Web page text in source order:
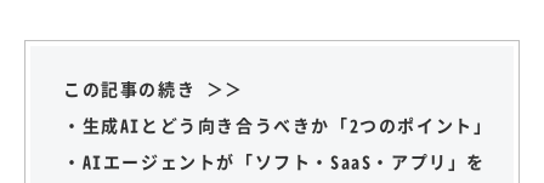
この記事の続き ＞＞
・生成AIとどう向き合うべきか「2つのポイント」
・AIエージェントが「ソフト・SaaS・アプリ」を